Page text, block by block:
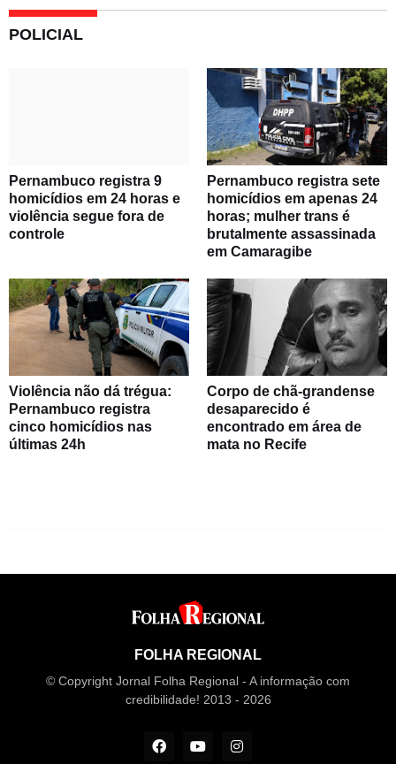
POLICIAL
Pernambuco registra 9
homicídios em 24 horas e
violência segue fora de
controle
Pernambuco registra sete
homicídios em apenas 24
horas; mulher trans é
brutalmente assassinada
em Camaragibe
Violência não dá trégua:
Pernambuco registra
cinco homicídios nas
últimas 24h
Corpo de chã-grandense
desaparecido é
encontrado em área de
mata no Recife
FOLHA REGIONAL
© Copyright Jornal Folha Regional - A informação com
credibilidade! 2013 - 2026